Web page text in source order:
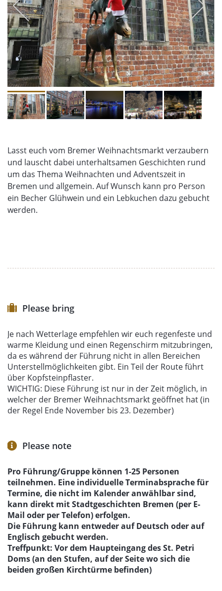
Lasst euch vom Bremer Weihnachtsmarkt verzaubern
und lauscht dabei unterhaltsamen Geschichten rund
um das Thema Weihnachten und Adventszeit in
Bremen und allgemein. Auf Wunsch kann pro Person
ein Becher Glühwein und ein Lebkuchen dazu gebucht
werden.
Please bring
Je nach Wetterlage empfehlen wir euch regenfeste und
warme Kleidung und einen Regenschirm mitzubringen,
da es während der Führung nicht in allen Bereichen
Unterstellmöglichkeiten gibt. Ein Teil der Route führt
über Kopfsteinpflaster.
WICHTIG: Diese Führung ist nur in der Zeit möglich, in
welcher der Bremer Weihnachtsmarkt geöffnet hat (in
der Regel Ende November bis 23. Dezember)
Please note
Pro Führung/Gruppe können 1-25 Personen
teilnehmen. Eine individuelle Terminabsprache für
Termine, die nicht im Kalender anwählbar sind,
kann direkt mit Stadtgeschichten Bremen (per E-
Mail oder per Telefon) erfolgen.
Die Führung kann entweder auf Deutsch oder auf
Englisch gebucht werden.
Treffpunkt: Vor dem Haupteingang des St. Petri
Doms (an den Stufen, auf der Seite wo sich die
beiden großen Kirchtürme befinden)